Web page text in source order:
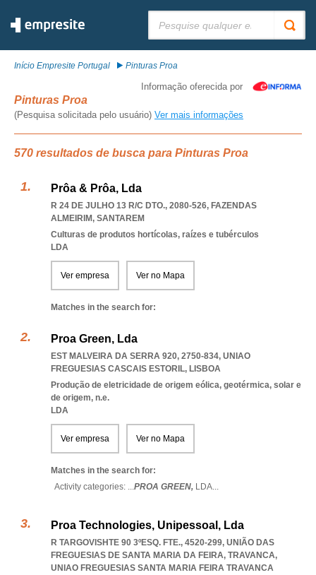
Início Empresite Portugal Pinturas Proa
Informação oferecida por
Pinturas Proa
(Pesquisa solicitada pelo usuário) Ver mais informações
570 resultados de busca para Pinturas Proa
Prôa & Prôa, Lda
R 24 DE JULHO 13 R/C DTO., 2080-526, FAZENDAS
ALMEIRIM, SANTAREM
Culturas de produtos hortícolas, raízes e tubérculos
LDA
Ver empresa Ver no Mapa
Matches in the search for:
Proa Green, Lda
EST MALVEIRA DA SERRA 920, 2750-834, UNIAO
FREGUESIAS CASCAIS ESTORIL, LISBOA
Produção de eletricidade de origem eólica, geotérmica, solar e
de origem, n.e.
LDA
Ver empresa Ver no Mapa
Matches in the search for:
Activity categories: ...PROA GREEN, LDA...
Proa Technologies, Unipessoal, Lda
R TARGOVISHTE 90 3ºESQ. FTE., 4520-299, UNIÃO DAS
FREGUESIAS DE SANTA MARIA DA FEIRA, TRAVANCA,
UNIAO FREGUESIAS SANTA MARIA FEIRA TRAVANCA